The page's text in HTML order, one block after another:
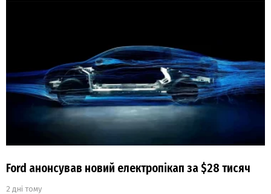
Ford анонсував новий електропікап за $28 тисяч
2 дні тому